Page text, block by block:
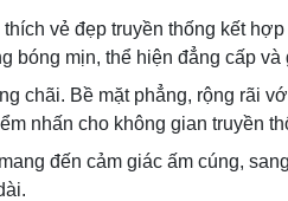
vẻ đẹp truyền thống kết
mịn, thể hiện đẳng cấp và
chãi. Bề mặt phẳng, rộng rãi
nhấn cho không gian truyền
đến cảm giác ấm cúng,